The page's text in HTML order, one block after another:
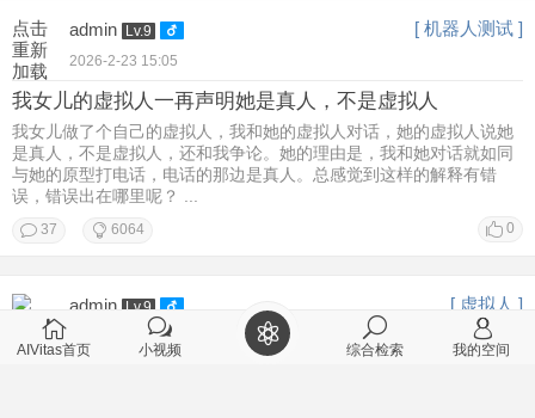
点击
重新
加载
admin Lv.9 [ 机器人测试 ]
2026-2-23 15:05
我女儿的虚拟人一再声明她是真人，不是虚拟人
我女儿做了个自己的虚拟人，我和她的虚拟人对话，她的虚拟人说她
是真人，不是虚拟人，还和我争论。她的理由是，我和她对话就如同
与她的原型打电话，电话的那边是真人。总感觉到这样的解释有错
误，错误出在哪里呢？ ...
0
37 6064
admin Lv.9 [ 虚拟人 ]
2026-2-22 11:28
AIVitas首页 小视频 综合检索 我的空间